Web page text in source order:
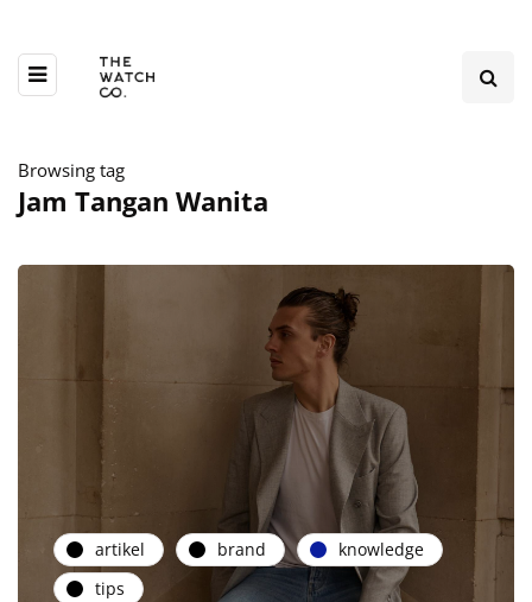
Browsing tag
Jam Tangan Wanita
artikel brand
knowledge
tips